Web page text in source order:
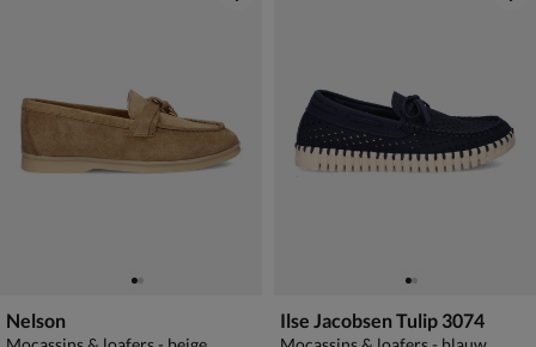
Nelson Ilse Jacobsen Tulip 3074